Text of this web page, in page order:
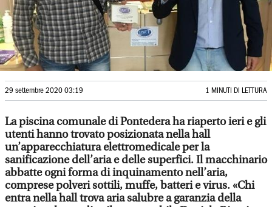
29 settembre 2020 03:19 1 MINUTI DI LETTURA
La piscina comunale di Pontedera ha riaperto ieri e gli
utenti hanno trovato posizionata nella hall
un’apparecchiatura elettromedicale per la
sanificazione dell’aria e delle superfici. Il macchinario
abbatte ogni forma di inquinamento nell’aria,
comprese polveri sottili, muffe, batteri e virus. «Chi
entra nella hall trova aria salubre a garanzia della